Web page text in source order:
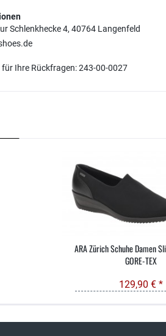
Schlenkhecke 4, 40764 Langenfeld
Ihre Rückfragen: 243-00-0027
ARA Zürich Schuhe Damen
GORE-TEX
129,90 € *